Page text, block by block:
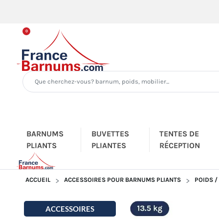
0
BARNUMS
PLIANTS
BUVETTES
PLIANTES
TENTES DE
RÉCEPTION
ACCUEIL ACCESSOIRES POUR BARNUMS PLIANTS POIDS /
ACCESSOIRES